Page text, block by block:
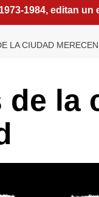
1984, editan
LA CIUDAD
de la